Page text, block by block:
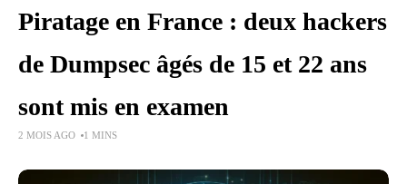
Piratage en France : deux hackers
de Dumpsec âgés de 15 et 22 ans
sont mis en examen
2 MOIS AGO 1 MINS